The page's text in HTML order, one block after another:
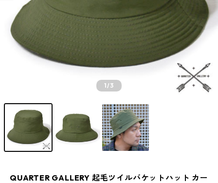
1/3
QUARTER GALLERY 起毛ツイルバケットハット カー